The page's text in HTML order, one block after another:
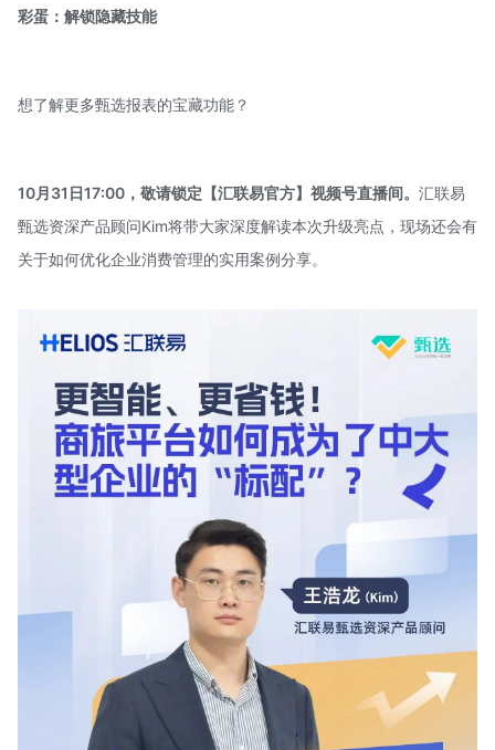
彩蛋：解锁隐藏技能
想了解更多甄选报表的宝藏功能？
10月31日17:00，敬请锁定【汇联易官方】视频号直播间。 汇联易
甄选资深产品顾问Kim将带大家深度解读本次升级亮点，现场还会有
关于如何优化企业消费管理的实用案例分享。